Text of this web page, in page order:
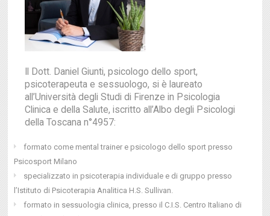
Il Dott. Daniel Giunti, psicologo dello sport,
psicoterapeuta e sessuologo, si è laureato
all’Università degli Studi di Firenze in Psicologia
Clinica e della Salute, iscritto all’Albo degli Psicologi
della Toscana n°4957:
formato come mental trainer e psicologo dello sport presso
Psicosport Milano
specializzato in psicoterapia individuale e di gruppo presso
l’Istituto di Psicoterapia Analitica H.S. Sullivan.
formato in sessuologia clinica, presso il C.I.S. Centro Italiano di